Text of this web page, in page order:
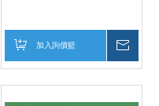
加入詢價籃